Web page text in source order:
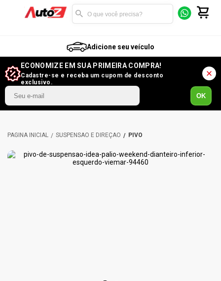
Adicione seu veículo
ECONOMIZE EM SUA PRIMEIRA COMPRA!
Cadastre-se e receba um cupom de desconto
exclusivo.
OK
SUSPENSÃO E DIREÇÃO PIVÔ